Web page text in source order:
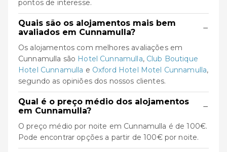
pontos de interesse.
Quais são os alojamentos mais bem
avaliados em Cunnamulla?
−
Os alojamentos com melhores avaliações em
Cunnamulla são Hotel Cunnamulla, Club Boutique
Hotel Cunnamulla e Oxford Hotel Motel Cunnamulla,
segundo as opiniões dos nossos clientes.
Qual é o preço médio dos alojamentos
em Cunnamulla?
−
O preço médio por noite em Cunnamulla é de 100€.
Pode encontrar opções a partir de 100€ por noite.